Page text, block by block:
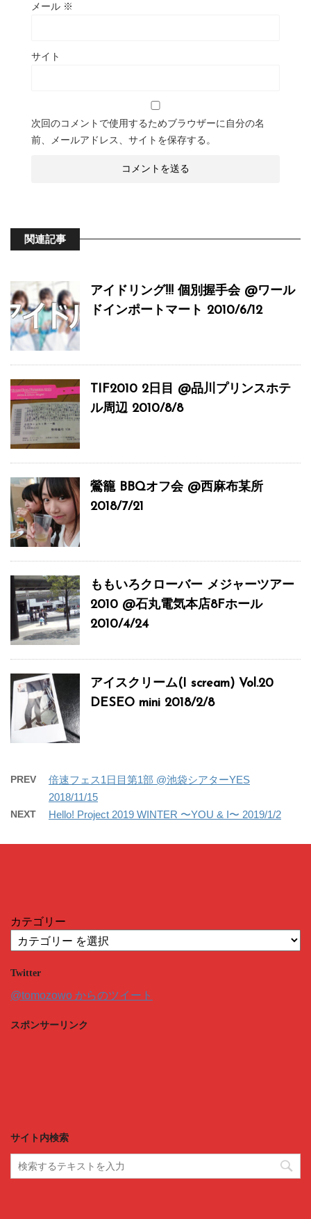
メール ※
サイト
次回のコメントで使用するためブラウザーに自分の名
前、メールアドレス、サイトを保存する。
関連記事
アイドリング!!! 個別握手会 @ワール
ドインポートマート 2010/6/12
TIF2010 2日目 @品川プリンスホテ
ル周辺 2010/8/8
鶯籠 BBQオフ会 @西麻布某所
2018/7/21
ももいろクローバー メジャーツアー
2010 @石丸電気本店8Fホール
2010/4/24
アイスクリーム(I scream) Vol.20
DESEO mini 2018/2/8
PREV
倍速フェス1日目第1部 @池袋シアターYES
2018/11/15
NEXT Hello! Project 2019 WINTER 〜YOU & I〜 2019/1/2
カテゴリー
Twitter
@tomozowo からのツイート
スポンサーリンク
サイト内検索